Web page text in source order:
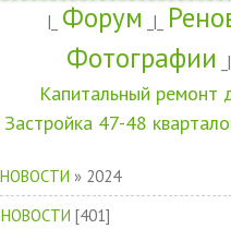
|_ Форум _|_
Фотографии _|_
Капитальный ремонт
Застройка 47-48
НОВОСТИ » 2024
НОВОСТИ [401]